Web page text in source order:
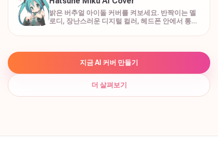
밝은 버추얼 아이돌 커버를 켜보세요. 반짝이는 멜
로디, 장난스러운 디지털 컬러, 헤드폰 안에서 통통
지금 AI 커버 만들기
더 살펴보기